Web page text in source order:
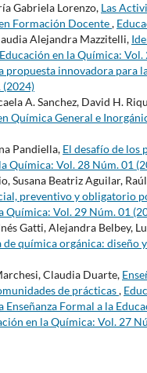
Gabriela Lorenzo, Las
Formación Docente,
Alejandra Mazzitelli,
Educación en la Química:
propuesta innovadora para
(2024)
A. Sanchez, David H.
Química General e
Pandiella, El desafío de los
Química: Vol. 28 Núm. 01
Susana Beatriz Aguilar,
preventivo y obligatorio
Química: Vol. 29 Núm. 01
Gatti, Alejandra Belbey,
de química orgánica: diseño
Claudia Duarte,
de prácticas,
Enseñanza Formal a la
en la Química: Vol. 27